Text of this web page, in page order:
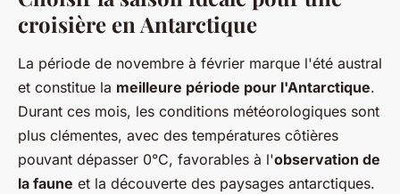
croisière en Antarctique
La période de novembre à février marque l'été austral
et constitue la meilleure période pour l'Antarctique.
Durant ces mois, les conditions météorologiques sont
plus clémentes, avec des températures côtières
pouvant dépasser 0°C, favorables à l'observation de
la faune et la découverte des paysages antarctiques.